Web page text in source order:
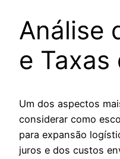
Análise
e Taxas
Um dos aspectos
considerar como
para expansão
juros e dos custos